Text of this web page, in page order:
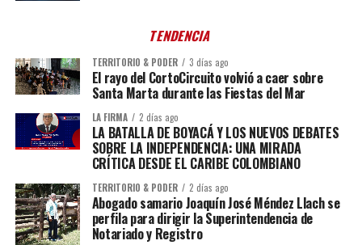
TENDENCIA
TERRITORIO & PODER 3 días ago
El rayo del CortoCircuito volvió a caer sobre
Santa Marta durante las Fiestas del Mar
LA FIRMA 2 días ago
LA BATALLA DE BOYACÁ Y LOS NUEVOS DEBATES
SOBRE LA INDEPENDENCIA: UNA MIRADA
CRÍTICA DESDE EL CARIBE COLOMBIANO
TERRITORIO & PODER 2 días ago
Abogado samario Joaquín José Méndez Llach se
perfila para dirigir la Superintendencia de
Notariado y Registro